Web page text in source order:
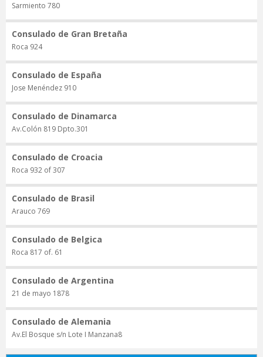
Sarmiento 780
Consulado de Gran Bretaña
Roca 924
Consulado de España
Jose Menéndez 910
Consulado de Dinamarca
Av.Colón 819 Dpto.301
Consulado de Croacia
Roca 932 of 307
Consulado de Brasil
Arauco 769
Consulado de Belgica
Roca 817 of. 61
Consulado de Argentina
21 de mayo 1878
Consulado de Alemania
Av.El Bosque s/n Lote I Manzana8